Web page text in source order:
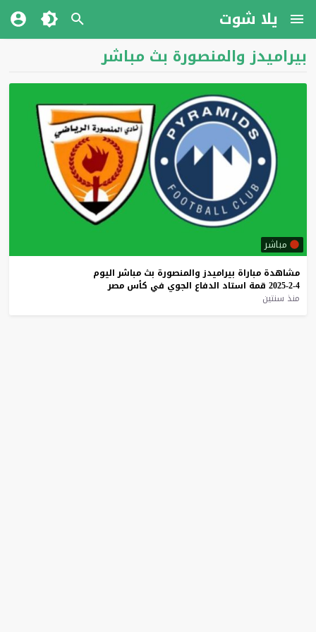
يلا شوت
بيراميدز والمنصورة بث مباشر
مباشر
مشاهدة مباراة بيراميدز والمنصورة بث مباشر اليوم
4-2-2025
قمة استاد الدفاع الجوي في كأس مصر
منذ سنتين